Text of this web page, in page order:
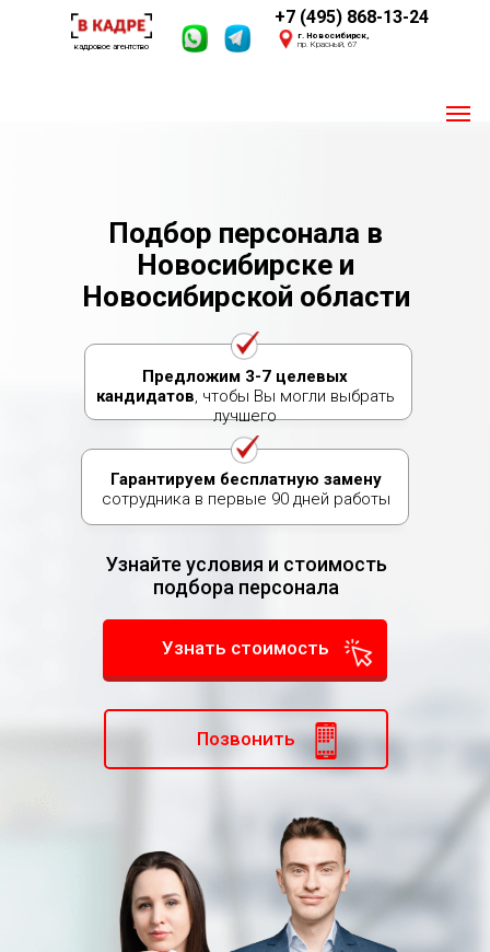
кадровое агентство
Своя база из 2,4 млн. соискателей
Опыт 2016 года
+7 (495) 868-13-24
г. Новосибирск,
пр. Красный, 67
Подбор персонала в
Новосибирске и
Новосибирской области
Предложим 3-7 целевых
кандидатов, чтобы Вы могли выбрать
лучшего
Узнайте условия и стоимость
подбора персонала
Узнать стоимость
Гарантируем бесплатную замену
сотрудника в первые 90 дней работы
Позвонить